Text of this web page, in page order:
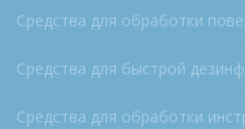
Средства для обработки
Средства для быстрой
Средства для обработки